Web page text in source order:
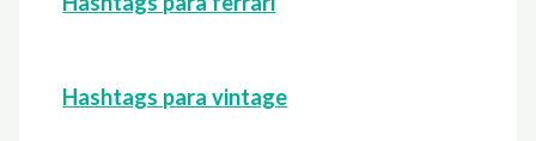
Hashtags para vintage